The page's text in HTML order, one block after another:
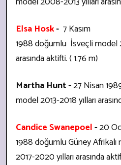
Elsa Hosk- 7 Kasım
1988 doğumlu İsveçli model
arasında aktifti. ( 1.76 m)
Martha Hunt -27 Nisan
model2013-2018 yılları
Candice Swanepoel-20
1988 doğumlu Güney Afrikalı
2017-2020 yılları arasında